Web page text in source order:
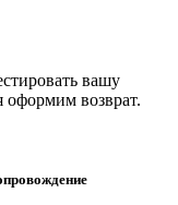
вашу
оформим возврат.